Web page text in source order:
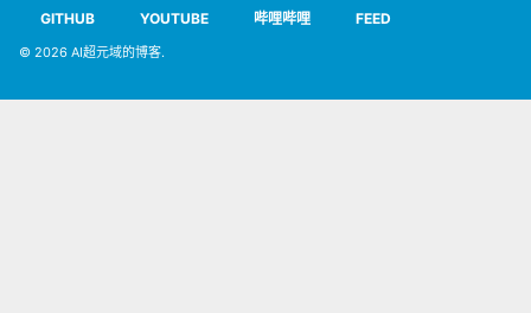
GITHUB YOUTUBE 哔哩哔哩 FEED
© 2026 AI超元域的博客.